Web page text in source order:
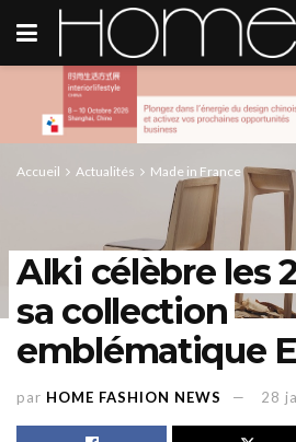
Accueil Actualités Made in France
Alki célèbre les
sa collection
emblématique
par HOME FASHION NEWS 28